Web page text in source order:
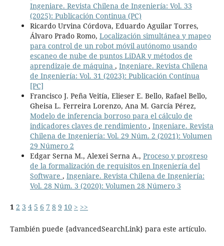
Ingeniare. Revista Chilena de Ingeniería: Vol. 33
(2025): Publicación Continua (PC)
Ricardo Urvina Córdova, Eduardo Aguilar Torres,
Álvaro Prado Romo, Localización simultánea y mapeo
para control de un robot móvil autónomo usando
escaneo de nube de puntos LiDAR y métodos de
aprendizaje de máquina , Ingeniare. Revista Chilena
de Ingeniería: Vol. 31 (2023): Publicación Contínua
[PC]
Francisco J. Peña Veitía, Elieser E. Bello, Rafael Bello,
Gheisa L. Ferreira Lorenzo, Ana M. García Pérez,
Modelo de inferencia borroso para el cálculo de
indicadores claves de rendimiento , Ingeniare. Revista
Chilena de Ingeniería: Vol. 29 Núm. 2 (2021): Volumen
29 Número 2
Edgar Serna M., Alexei Serna A., Proceso y progreso
de la formalización de requisitos en Ingeniería del
Software , Ingeniare. Revista Chilena de Ingeniería:
Vol. 28 Núm. 3 (2020): Volumen 28 Número 3
1 2 3 4 5 6 7 8 9 10 > >>
También puede {advancedSearchLink} para este artículo.